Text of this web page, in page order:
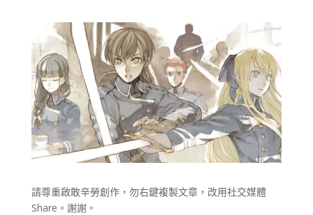
請尊重啟敢辛勞創作，勿右鍵複製文章，改用社交媒體
Share。謝謝。